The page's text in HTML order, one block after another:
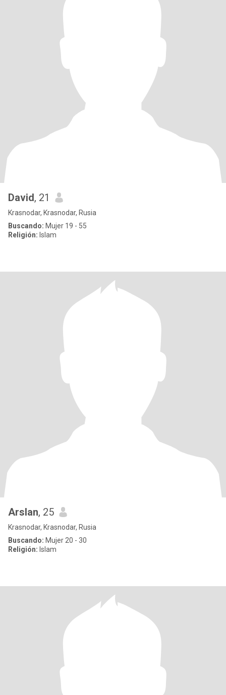
David, 21
Krasnodar, Krasnodar, Rusia
Buscando: Mujer 19 - 55
Religión: Islam
Arslan, 25
Krasnodar, Krasnodar, Rusia
Buscando: Mujer 20 - 30
Religión: Islam